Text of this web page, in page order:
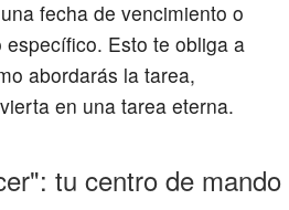
fecha de vencimiento o
Esto te obliga a
abordarás la tarea,
en una tarea eterna.
tu centro de mando